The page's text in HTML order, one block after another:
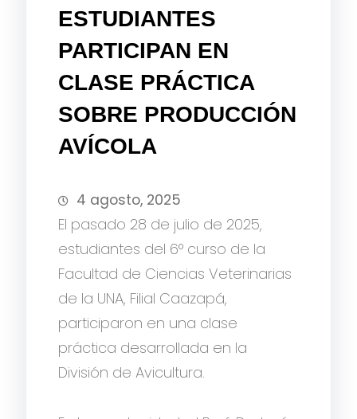
ESTUDIANTES
PARTICIPAN EN
CLASE PRÁCTICA
SOBRE PRODUCCIÓN
AVÍCOLA
4 agosto, 2025
El pasado 28 de julio de 2025,
estudiantes del 6° curso de la
Facultad de Ciencias Veterinarias
de la UNA, Filial Caazapá,
participaron en una clase
práctica desarrollada en la
División de Avicultura.